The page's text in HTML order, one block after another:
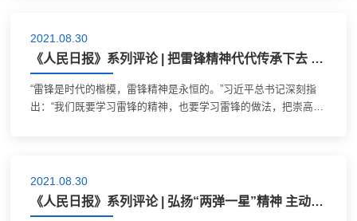
2021.08.30
《人民日报》系列评论 | 把雷锋精神代代传承下去 ——论中国共产党人的精神谱系之九
“雷锋是时代的楷模，雷锋精神是永恒的。”习近平总书记深刻指
出：“我们既要学习雷锋的精神，也要学习雷锋的做法，把崇高理
2021.08.30
《人民日报》系列评论 | 弘扬“两弹一星”精神 主动肩负起历史重任 ——论中国共产党人的精神谱系之十二